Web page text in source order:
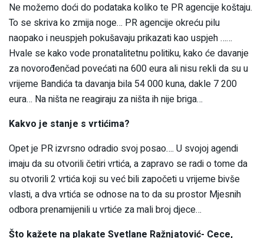
Ne možemo doći do podataka koliko te PR agencije koštaju.
To se skriva ko zmija noge… PR agencije okreću pilu
naopako i neuspjeh pokušavaju prikazati kao uspjeh ……
Hvale se kako vode pronatalitetnu politiku, kako će davanje
za novorođenčad povećati na 600 eura ali nisu rekli da su u
vrijeme Bandića ta davanja bila 54 000 kuna, dakle 7 200
eura… Na ništa ne reagiraju za ništa ih nije briga…
Kakvo je stanje s vrtićima?
Opet je PR izvrsno odradio svoj posao…. U svojoj agendi
imaju da su otvorili četiri vrtića, a zapravo se radi o tome da
su otvorili 2 vrtića koji su već bili započeti u vrijeme bivše
vlasti, a dva vrtića se odnose na to da su prostor Mjesnih
odbora prenamijenili u vrtiće za mali broj djece…
Što kažete na plakate Svetlane Ražnjatović- Cece,